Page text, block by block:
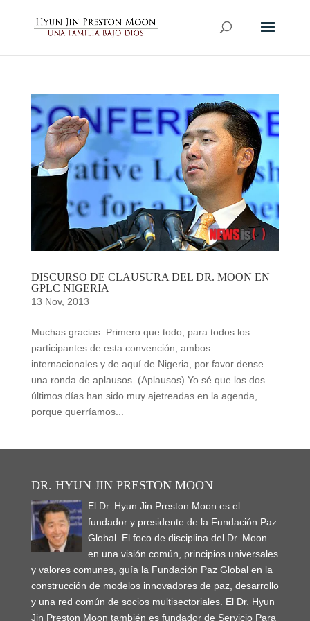
DISCURSO DE CLAUSURA DEL DR. MOON EN
GPLC NIGERIA
13 Nov, 2013
Muchas gracias. Primero que todo, para todos los
participantes de esta convención, ambos
internacionales y de aquí de Nigeria, por favor dense
una ronda de aplausos. (Aplausos) Yo sé que los dos
últimos días han sido muy ajetreadas en la agenda,
porque querríamos...
DR. HYUN JIN PRESTON MOON
El Dr. Hyun Jin Preston Moon es el
fundador y presidente de la Fundación Paz
Global. El foco de disciplina del Dr. Moon
en una visión común, principios universales
y valores comunes, guía la Fundación Paz Global en la
construcción de modelos innovadores de paz, desarrollo
y una red común de socios multisectoriales. El Dr. Hyun
Jin Preston Moon también es fundador de Servicio Para